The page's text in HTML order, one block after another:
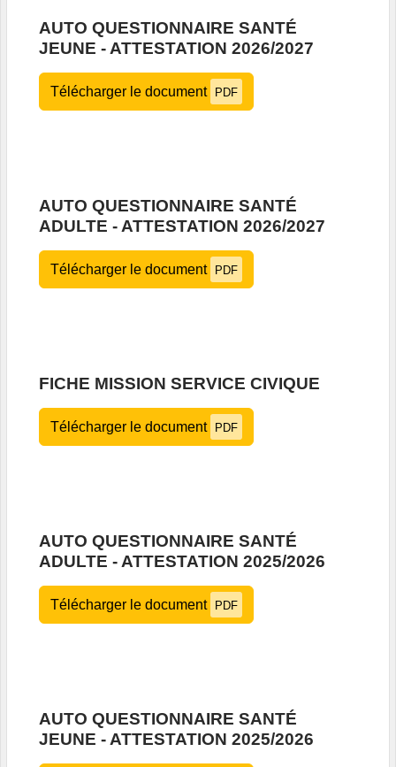
AUTO QUESTIONNAIRE SANTÉ
JEUNE - ATTESTATION 2026/2027
Télécharger le document PDF
AUTO QUESTIONNAIRE SANTÉ
ADULTE - ATTESTATION 2026/2027
Télécharger le document PDF
FICHE MISSION SERVICE CIVIQUE
Télécharger le document PDF
AUTO QUESTIONNAIRE SANTÉ
ADULTE - ATTESTATION 2025/2026
Télécharger le document PDF
AUTO QUESTIONNAIRE SANTÉ
JEUNE - ATTESTATION 2025/2026